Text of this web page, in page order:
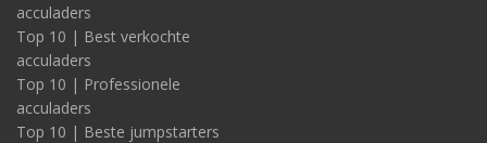
acculaders
Top 10 | Best verkochte
acculaders
Top 10 | Professionele
acculaders
Top 10 | Beste jumpstarters